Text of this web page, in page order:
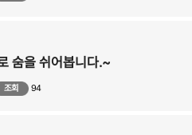
숨을 쉬어봅니다.~
조회 94